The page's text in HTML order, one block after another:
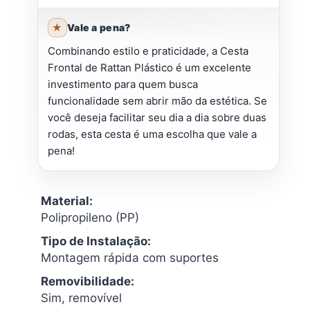
Vale a pena?
Combinando estilo e praticidade, a Cesta
Frontal de Rattan Plástico é um excelente
investimento para quem busca
funcionalidade sem abrir mão da estética. Se
você deseja facilitar seu dia a dia sobre duas
rodas, esta cesta é uma escolha que vale a
pena!
Material:
Polipropileno (PP)
Tipo de Instalação:
Montagem rápida com suportes
Removibilidade:
Sim, removível